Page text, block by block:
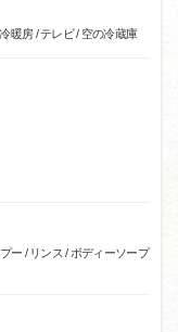
暖房 / テレビ / 空の冷蔵庫
ー / リンス / ボディーソープ